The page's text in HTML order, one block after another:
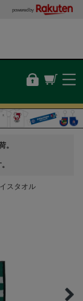
powered by
。
スタオル